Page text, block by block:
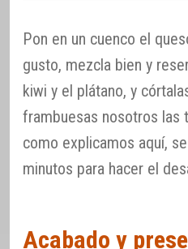
Pon en un cuenco el
gusto, mezcla bien y
kiwi y el plátano, y
frambuesas nosotros las
como explicamos aquí,
minutos para hacer el
Acabado y